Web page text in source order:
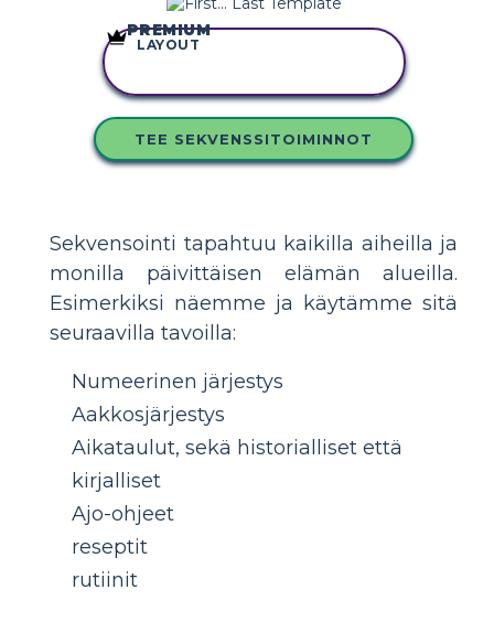
KOPIOI TÄMÄ
PREMIUM
LAYOUT
TEE SEKVENSSITOIMINNOT
Sekvensointi tapahtuu kaikilla aiheilla ja
monilla päivittäisen elämän alueilla.
Esimerkiksi näemme ja käytämme sitä
seuraavilla tavoilla:
Numeerinen järjestys
Aakkosjärjestys
Aikataulut, sekä historialliset että
kirjalliset
Ajo-ohjeet
reseptit
rutiinit